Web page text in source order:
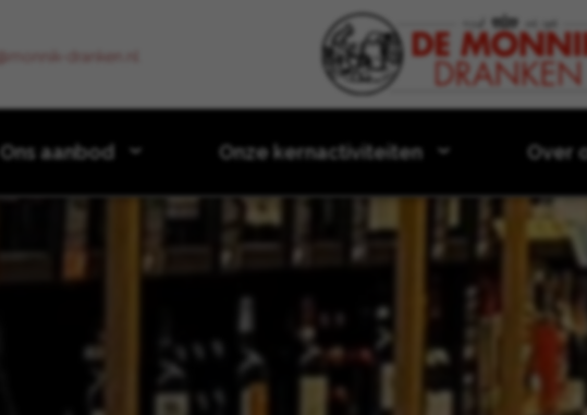
Door naar content
Ons aanbod Onze kernactiviteiten Over
Edinburgh Gin cocktailworkshop bij Gall & Gall in Beuningen